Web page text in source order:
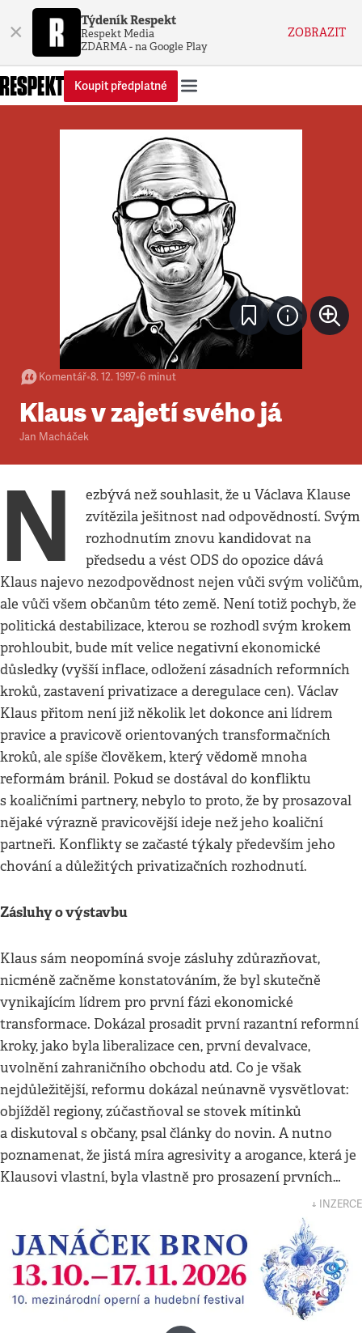
× Týdeník Respekt
Respekt Media
ZDARMA - na Google Play
ZOBRAZIT
Koupit předplatné
Komentář•8. 12. 1997•6 minut
Klaus v zajetí svého já
Jan Macháček
N
ezbývá než souhlasit, že u Václava Klause
zvítězila ješitnost nad odpovědností. Svým
rozhodnutím znovu kandidovat na
předsedu a vést ODS do opozice dává
Klaus najevo nezodpovědnost nejen vůči svým voličům,
ale vůči všem občanům této země. Není totiž pochyb, že
politická destabilizace, kterou se rozhodl svým krokem
prohloubit, bude mít velice negativní ekonomické
důsledky (vyšší inflace, odložení zásadních reformních
kroků, zastavení privatizace a deregulace cen). Václav
Klaus přitom není již několik let dokonce ani lídrem
pravice a pravicově orientovaných transformačních
kroků, ale spíše člověkem, který vědomě mnoha
reformám bránil. Pokud se dostával do konfliktu
s koaličními partnery, nebylo to proto, že by prosazoval
nějaké výrazně pravicovější ideje než jeho koaliční
partneři. Konflikty se začasté týkaly především jeho
chování a důležitých privatizačních rozhodnutí.
Zásluhy o výstavbu
Klaus sám neopomíná svoje zásluhy zdůrazňovat,
nicméně začněme konstatováním, že byl skutečně
vynikajícím lídrem pro první fázi ekonomické
transformace. Dokázal prosadit první razantní reformní
kroky, jako byla liberalizace cen, první devalvace,
uvolnění zahraničního obchodu atd. Co je však
nejdůležitější, reformu dokázal neúnavně vysvětlovat:
objížděl regiony, zúčastňoval se stovek mítinků
a diskutoval s občany, psal články do novin. A nutno
poznamenat, že jistá míra agresivity a arogance, která je
Klausovi vlastní, byla vlastně pro prosazení prvních…
↓ INZERCE